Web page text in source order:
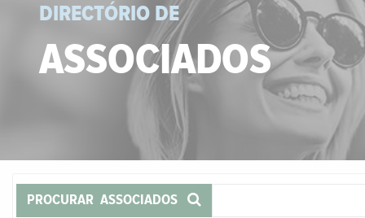
DIRECTÓRIO DE
ASSOCIADOS
PROCURAR ASSOCIADOS